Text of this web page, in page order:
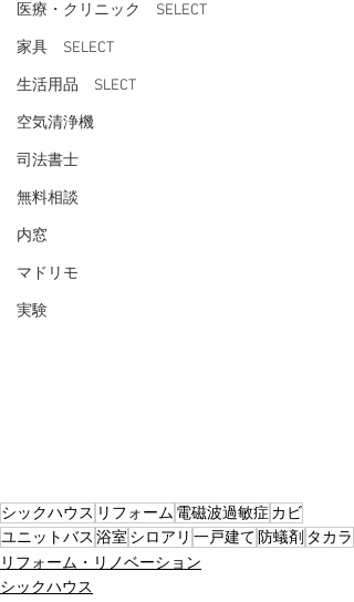
医療・クリニック SELECT
家具 SELECT
生活用品 SLECT
空気清浄機
司法書士
無料相談
内窓
マドリモ
実験
シックハウス リフォーム 電磁波過敏症 カビ
ユニットバス 浴室 シロアリ 一戸建て 防蟻剤 タカラ
リフォーム・リノベーション
シックハウス